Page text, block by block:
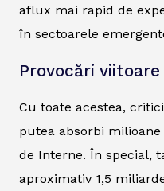
aflux mai rapid de
în sectoarele
Provocări viitoare
Cu toate acestea,
putea absorbi
de Interne. În special,
aproximativ 1,5